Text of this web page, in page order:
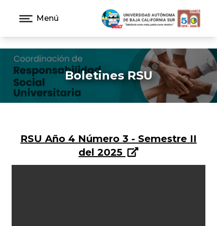
Menú
Boletines RSU
RSU Año 4 Número 3 - Semestre II
del 2025